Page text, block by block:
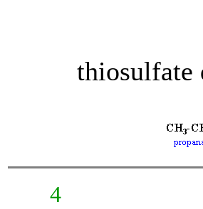
thiosulfate
4